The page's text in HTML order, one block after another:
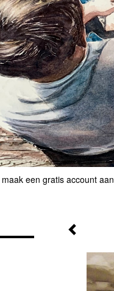
maak een gratis account aan